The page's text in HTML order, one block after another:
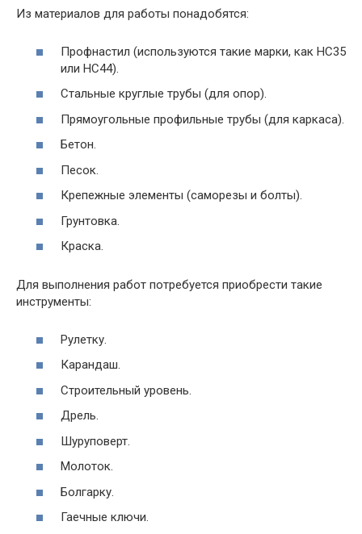
Из материалов для работы понадобятся:
Профнастил (используются такие марки, как НС35
или НС44).
Стальные круглые трубы (для опор).
Прямоугольные профильные трубы (для каркаса).
Бетон.
Песок.
Крепежные элементы (саморезы и болты).
Грунтовка.
Краска.
Для выполнения работ потребуется приобрести такие
инструменты:
Рулетку.
Карандаш.
Строительный уровень.
Дрель.
Шуруповерт.
Молоток.
Болгарку.
Гаечные ключи.